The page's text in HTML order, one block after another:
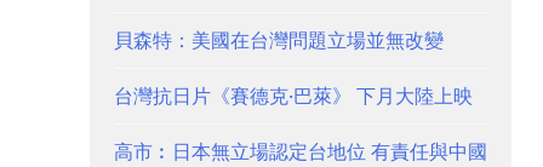
貝森特：美國在台灣問題立場並無改變
台灣抗日片《賽德克·巴萊》 下月大陸上映
高市︰日本無立場認定台地位 有責任與中國